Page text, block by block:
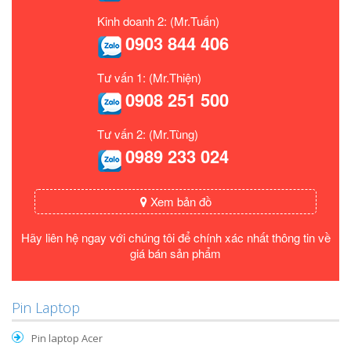
Kinh doanh 2: (Mr.Tuấn)
0903 844 406
Tư vấn 1: (Mr.Thiện)
0908 251 500
Tư vấn 2: (Mr.Tùng)
0989 233 024
Xem bản đồ
Hãy liên hệ ngay với chúng tôi để chính xác nhất thông tin về
giá bán sản phẩm
Pin Laptop
Pin laptop Acer